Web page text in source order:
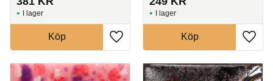
Lägg till i favoriter
I lager
Köp
Lägg
I lager
Köp